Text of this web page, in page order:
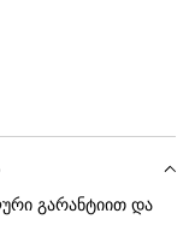
გარანტიით და